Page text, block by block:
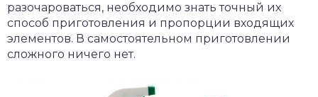
разочароваться, необходимо знать точный их
способ приготовления и пропорции входящих
элементов. В самостоятельном приготовлении
сложного ничего нет.